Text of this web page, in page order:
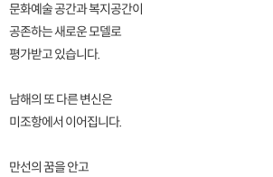
문화예술 공간과 복지공간이
공존하는 새로운 모델로
평가받고 있습니다.
남해의 또 다른 변신은
미조항에서 이어집니다.
만선의 꿈을 안고